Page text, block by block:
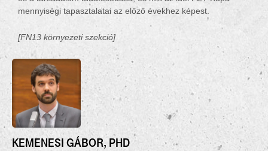
mennyiségi tapasztalatai az előző évekhez képest.
[FN13 környezeti szekció]
KEMENESI GÁBOR, PHD